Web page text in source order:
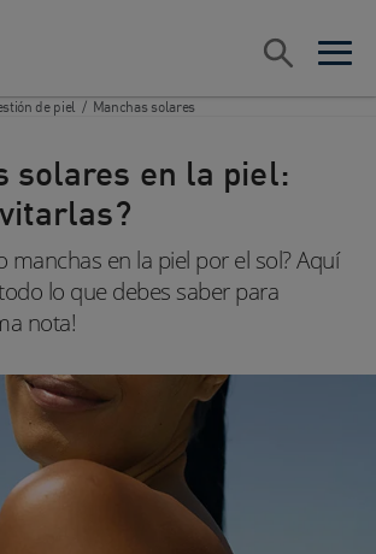
open
open
de piel / Manchas solares
solares en la piel:
manchas en la piel por el sol? Aquí
lo que debes saber para
nota!